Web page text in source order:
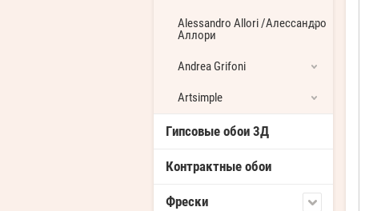
Alessandro Allori /Алессандро
Аллори
Andrea Grifoni
Artsimple
Гипсовые обои 3Д
Контрактные обои
Фрески